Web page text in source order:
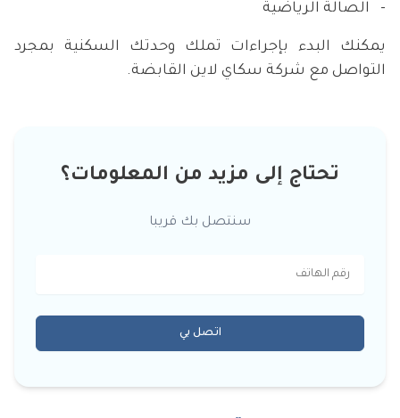
الصالة الرياضية
يمكنك البدء بإجراءات تملك وحدتك السكنية بمجرد
التواصل مع شركة سكاي لاين القابضة.
تحتاج إلى مزيد من المعلومات؟
سنتصل بك قريبا
اتصل بي